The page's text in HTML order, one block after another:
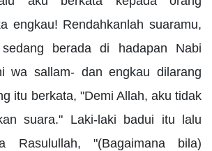
engkau! Rendahkanlah suaramu,
berada di hadapan Nabi
wa sallam- dan engkau dilarang
itu berkata, "Demi Allah, aku tidak
suara." Laki-laki badui itu lalu
Rasulullah, "(Bagaimana bila)